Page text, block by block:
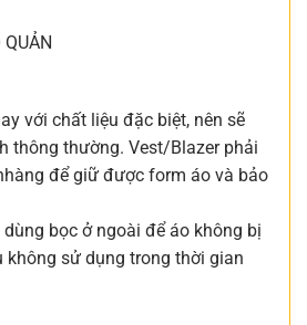
với chất liệu đặc biệt, nên sẽ
thông thường. Vest/Blazer phải
để giữ được form áo và bảo
bọc ở ngoài để áo không bị
không sử dụng trong thời gian